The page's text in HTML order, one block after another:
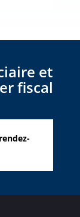
et
fiscal